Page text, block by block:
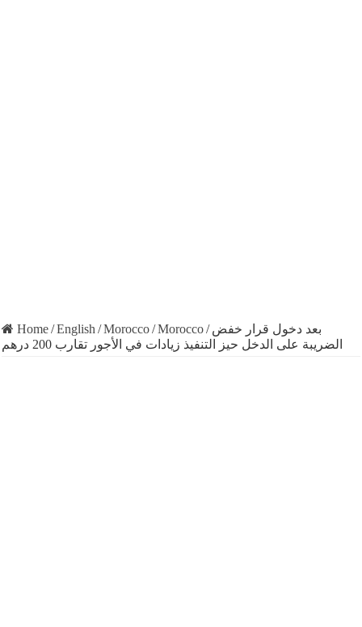
Home/English /Morocco/Morocco/ بعد دخول قرار خفض
الضريبة على الدخل حيز التنفيذ زيادات في الأجور تقارب 200 درهم